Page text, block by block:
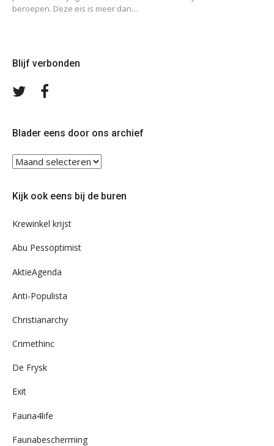
beroepen. Deze eis is meer dan…
Blijf verbonden
Volg
Blader eens door ons archief
Blader
ons
Kijk ook eens bij de buren
Krewinkel krijst
Abu Pessoptimist
AktieAgenda
Anti-Populista
Christianarchy
Crimethinc
De Frysk
Exit
Fauna4life
Faunabescherming